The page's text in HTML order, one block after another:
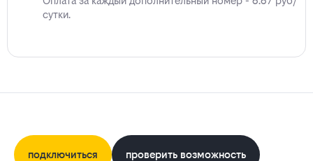
сутки.
подключиться проверить возможность